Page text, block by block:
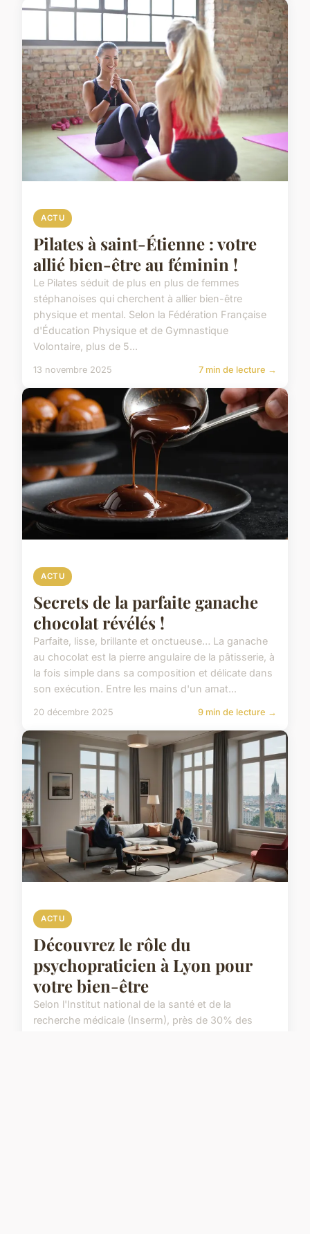
ACTU
Pilates à saint-Étienne : votre
allié bien-être au féminin !
Le Pilates séduit de plus en plus de femmes
stéphanoises qui cherchent à allier bien-être
physique et mental. Selon la Fédération Française
d'Éducation Physique et de Gymnastique
Volontaire, plus de 5...
13 novembre 2025 7 min de lecture →
ACTU
Secrets de la parfaite ganache
chocolat révélés !
Parfaite, lisse, brillante et onctueuse… La ganache
au chocolat est la pierre angulaire de la pâtisserie, à
la fois simple dans sa composition et délicate dans
son exécution. Entre les mains d'un amat...
20 décembre 2025 9 min de lecture →
ACTU
Découvrez le rôle du
psychopraticien à Lyon pour
votre bien-être
Selon l'Institut national de la santé et de la
recherche médicale (Inserm), près de 30% des